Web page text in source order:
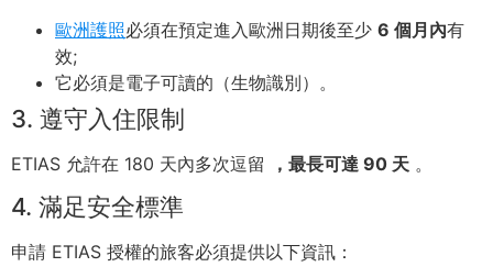
歐洲護照必須在預定進入歐洲日期後至少 6 個月內有
效;
它必須是電子可讀的（生物識別）。
3. 遵守入住限制
ETIAS 允許在 180 天內多次逗留 ，最長可達 90 天 。
4. 滿足安全標準
申請 ETIAS 授權的旅客必須提供以下資訊：